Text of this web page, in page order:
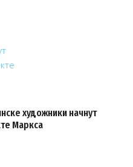
художники начнут
Маркса